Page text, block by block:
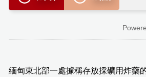
緬甸東北部一處據稱存放採礦用炸藥